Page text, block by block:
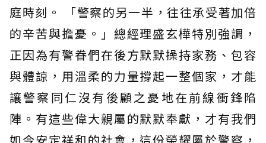
庭時刻。 「警察的另一半，往往承受著加倍
的辛苦與擔憂。」總經理盛玄樺特別強調，
正因為有警眷們在後方默默操持家務、包容
與體諒，用溫柔的力量撐起一整個家，才能
讓警察同仁沒有後顧之憂地在前線衝鋒陷
陣。有這些偉大親屬的默默奉獻，才有我們
如今安定祥和的社會，這份榮耀屬於警察，